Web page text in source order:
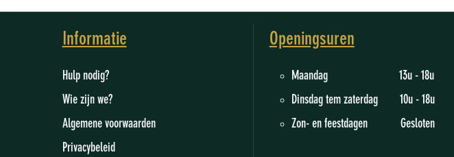
Informatie
Hulp nodig?
Wie zijn we?
Algemene voorwaarden
Privacybeleid
Openingsuren
Maandag 13u - 18u
Dinsdag tem zaterdag 10u - 18u
Zon- en feestdagen Gesloten